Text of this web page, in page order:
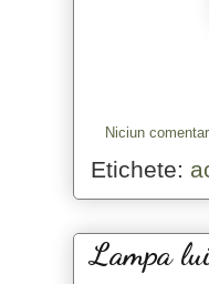
Niciun
Etichete:
Lampa